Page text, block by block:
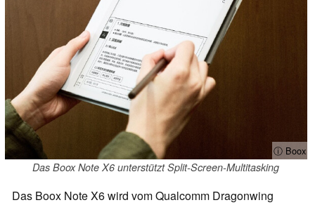
ⓘ Boox
Das Boox Note X6 unterstützt Split-Screen-Multitasking
Das Boox Note X6 wird vom Qualcomm Dragonwing